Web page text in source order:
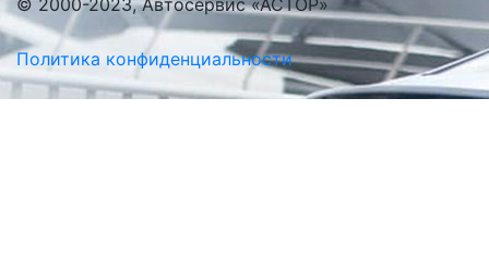
© 2000-2023, Автосервис «АСТОР»
Политика конфиденциальности